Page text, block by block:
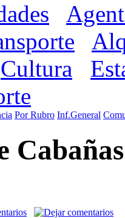
Cultura
Por Rubro Inf.General